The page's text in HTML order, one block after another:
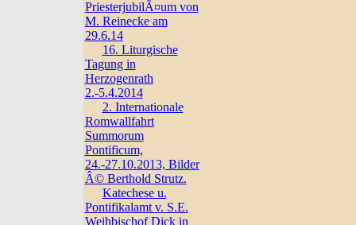
PriesterjubilÃ¤um von
M. Reinecke am
29.6.14
16. Liturgische
Tagung in
Herzogenrath
2.-5.4.2014
2. Internationale
Romwallfahrt
Summorum
Pontificum,
24.-27.10.2013, Bilder
Â© Berthold Strutz.
Katechese u.
Pontifikalamt v. S.E.
Weihbischof Dick in